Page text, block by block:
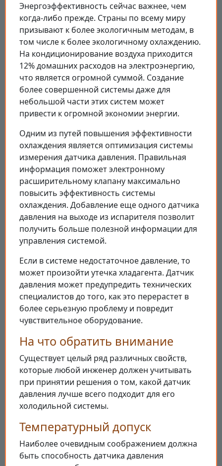
Энергоэффективность сейчас важнее, чем
когда-либо прежде. Страны по всему миру
призывают к более экологичным методам, в
том числе к более экологичному охлаждению.
На кондиционирование воздуха приходится
12% домашних расходов на электроэнергию,
что является огромной суммой. Создание
более совершенной системы даже для
небольшой части этих систем может
привести к огромной экономии энергии.
Одним из путей повышения эффективности
охлаждения является оптимизация системы
измерения датчика давления. Правильная
информация поможет электронному
расширительному клапану максимально
повысить эффективность системы
охлаждения. Добавление еще одного датчика
давления на выходе из испарителя позволит
получить больше полезной информации для
управления системой.
Если в системе недостаточное давление, то
может произойти утечка хладагента. Датчик
давления может предупредить технических
специалистов до того, как это перерастет в
более серьезную проблему и повредит
чувствительное оборудование.
На что обратить внимание
Существует целый ряд различных свойств,
которые любой инженер должен учитывать
при принятии решения о том, какой датчик
давления лучше всего подходит для его
холодильной системы.
Температурный допуск
Наиболее очевидным соображением должна
быть способность датчика давления